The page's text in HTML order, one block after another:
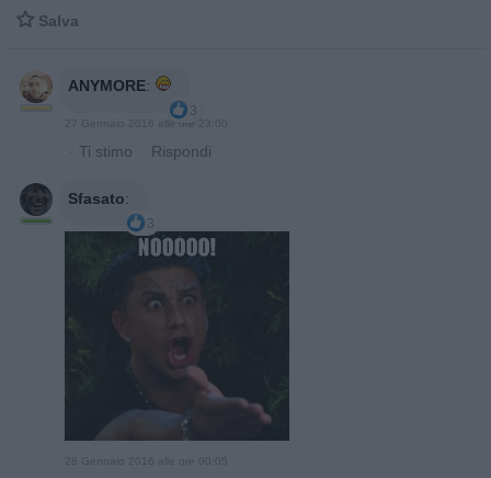
 Salva
ANYMORE:
3
27 Gennaio 2016 alle ore 23:00
· Ti stimo · Rispondi
Sfasato:
3
28 Gennaio 2016 alle ore 00:05